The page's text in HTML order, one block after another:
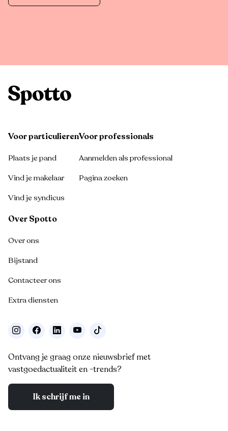
Voor particulieren
Plaats je pand
Vind je makelaar
Vind je syndicus
Voor professionals
Aanmelden als professional
Pagina zoeken
Over Spotto
Over ons
Bijstand
Contacteer ons
Extra diensten
Ontvang je graag onze nieuwsbrief met
vastgoedactualiteit en -trends?
Ik schrijf me in